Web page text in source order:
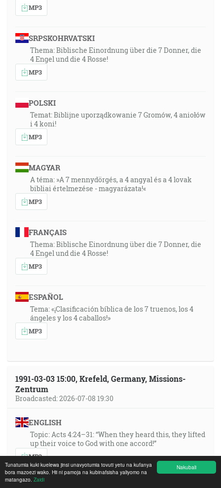
Nakubali
Tunatumia kuki kuelewa jinsi unavyotumia tovuti yetu na kufanya
bora mazoezi wako. Hii ni pamoja na kubinafsisha yaliyomo na
matangazo. Zaidi
MP3
SRPSKOHRVATSKI
Thema: Biblische Einordnung über die 7 Donner, die
4 Engel und die 4 Rosse!
MP3
POLSKI
Temat: Biblijne uporządkowanie 7 Gromów, 4 aniołów
i 4 koni!
MP3
MAGYAR
A téma: »A 7 mennydörgés, a 4 angyal és a 4 lovak
bibliai értelmezése - magyarázata!«
MP3
FRANÇAIS
Thema: Biblische Einordnung über die 7 Donner, die
4 Engel und die 4 Rosse!
MP3
ESPAÑOL
Tema: «¡Clasificación bíblica de los 7 truenos, los 4
ángeles y los 4 caballos!»
MP3
1991-03-03 15:00, Krefeld, Germany, Missions-
Zentrum
Broadcasted: 2026-07-08 19:30
ENGLISH
Topic: Acts 4:24–31: “When they heard this, they lifted
up their voice to God with one accord!”
MP3